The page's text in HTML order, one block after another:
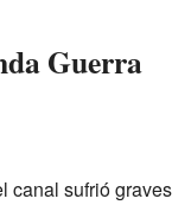
Guerra
canal sufrió graves